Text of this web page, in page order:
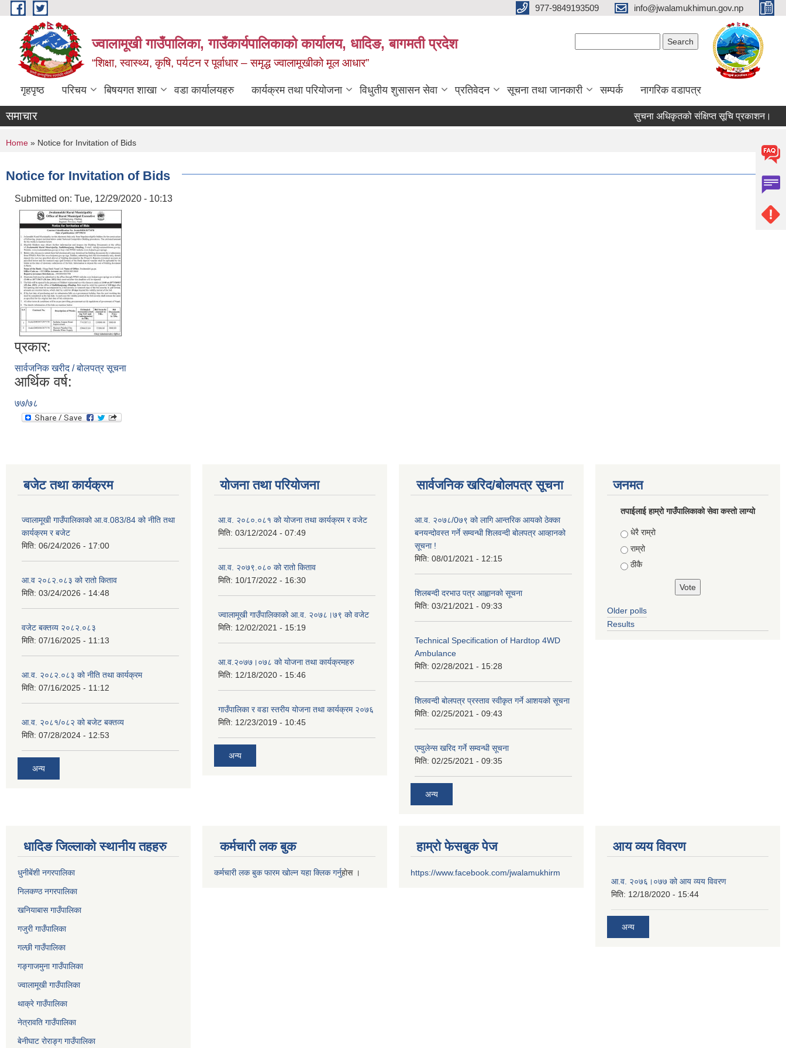
Skip to main content 977-9849193509 info@jwalamukhimun.gov.np
ज्वालामूखी गाउँपालिका, गाउँकार्यपालिकाको कार्यालय, धादिङ, बागमती प्रदेश
“शिक्षा, स्वास्थ्य, कृषि, पर्यटन र पूर्वाधार – समृद्ध ज्वालामूखीको मूल आधार”
गृहपृष्ठ परिचय बिषयगत शाखा वडा कार्यालयहरु कार्यक्रम तथा परियोजना विधुतीय शुसासन सेवा प्रतिवेदन सूचना तथा जानकारी सम्पर्क नागरिक वडापत्र
समाचार सुचना अधिकृतको संक्षिप्त सूचि प्रकाशन।
You are here
Home » Notice for Invitation of Bids
Notice for Invitation of Bids
Submitted on: Tue, 12/29/2020 - 10:13
प्रकार:
सार्वजनिक खरीद / बोलपत्र सूचना
आर्थिक वर्ष:
७७/७८
बजेट तथा कार्यक्रम
ज्वालामूखी गाउँपालिकाको आ.व.083/84 को नीति तथा
कार्यक्रम र बजेट
मिति: 06/24/2026 - 17:00
आ.व २०८२.०८३ को रातो किताव
मिति: 03/24/2026 - 14:48
वजेट बक्तव्य २०८२.०८३
मिति: 07/16/2025 - 11:13
आ.व. २०८२.०८३ को नीति तथा कार्यक्रम
मिति: 07/16/2025 - 11:12
आ.व. २०८१/०८२ को बजेट बक्तव्य
मिति: 07/28/2024 - 12:53
अन्य
योजना तथा परियोजना
आ.व. २०८०.०८१ को योजना तथा कार्यक्रम र वजेट
मिति: 03/12/2024 - 07:49
आ.व. २०७९.०८० को रातो किताव
मिति: 10/17/2022 - 16:30
ज्वालामूखी गाउँपालिकाको आ.व. २०७८।७९ को वजेट
मिति: 12/02/2021 - 15:19
आ.व.२०७७।०७८ को योजना तथा कार्यक्रमहरु
मिति: 12/18/2020 - 15:46
गाउँपालिका र वडा स्तरीय योजना तथा कार्यक्रम २०७६
मिति: 12/23/2019 - 10:45
अन्य
सार्वजनिक खरिद/बोलपत्र सूचना
आ.व. २०७८/0७९ को लागि आन्तरिक आयको ठेक्का
बनयन्दोवस्त गर्ने सम्वन्धी शिलवन्दी बोलपत्र आव्हानको
सूचना !
मिति: 08/01/2021 - 12:15
शिलबन्दी दरभाउ पत्र आह्वानको सूचना
मिति: 03/21/2021 - 09:33
Technical Specification of Hardtop 4WD
Ambulance
मिति: 02/28/2021 - 15:28
शिलवन्दी बोलपत्र प्रस्ताव स्वीकृत गर्ने आशयको सूचना
मिति: 02/25/2021 - 09:43
एम्वुलेन्स खरिद गर्ने सम्वन्धी सूचना
मिति: 02/25/2021 - 09:35
अन्य
जनमत
तपाईलाई हाम्रो गाउँपालिकाको सेवा कस्तो लाग्यो
Choices
धेरै राम्रो
राम्रो
ठीकै
Older polls
Results
धादिङ जिल्लाकाे स्थानीय तहहरु
धुनीबेंशी नगरपालिका
निलकण्ठ नगरपालिका
खनियाबास गाउँपालिका
गजुरी गाउँपालिका
गल्छी गाउँपालिका
गङ्गाजमुना गाउँपालिका
ज्वालामूखी गाउँपालिका
थाक्रे गाउँपालिका
नेत्रावति गाउँपालिका
बेनीघाट रोराङ्ग गाउँपालिका
कर्मचारी लक बुक
कर्मचारी लक बुक फारम खोल्न यहा क्लिक गर्नुहाेस ।
हाम्रो फेसबुक पेज
https://www.facebook.com/jwalamukhirm
आय व्यय विवरण
आ.व. २०७६।०७७ को आय व्यय विवरण
मिति: 12/18/2020 - 15:44
अन्य